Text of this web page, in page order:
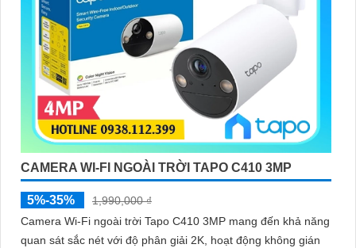
CAMERA WI-FI NGOÀI TRỜI TAPO C410 3MP
5%-35%
1,990,000 ₫
Camera Wi-Fi ngoài trời Tapo C410 3MP mang đến khả năng
quan sát sắc nét với độ phân giải 2K, hoạt động không gián